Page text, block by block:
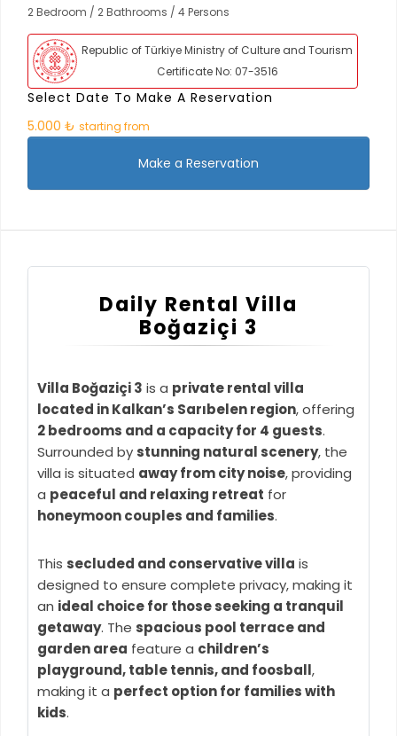
2 Bedroom / 2 Bathrooms / 4 Persons
Republic of Türkiye Ministry of Culture and Tourism
Certificate No: 07-3516
Select Date To Make A Reservation
5.000 ₺ starting from
Make a Reservation
Daily Rental Villa
Boğaziçi 3
Villa Boğaziçi 3 is a private rental villa
located in Kalkan’s Sarıbelen region, offering
2 bedrooms and a capacity for 4 guests.
Surrounded by stunning natural scenery, the
villa is situated away from city noise, providing
a peaceful and relaxing retreat for
honeymoon couples and families.
This secluded and conservative villa is
designed to ensure complete privacy, making it
an ideal choice for those seeking a tranquil
getaway. The spacious pool terrace and
garden area feature a children’s
playground, table tennis, and foosball,
making it a perfect option for families with
kids.